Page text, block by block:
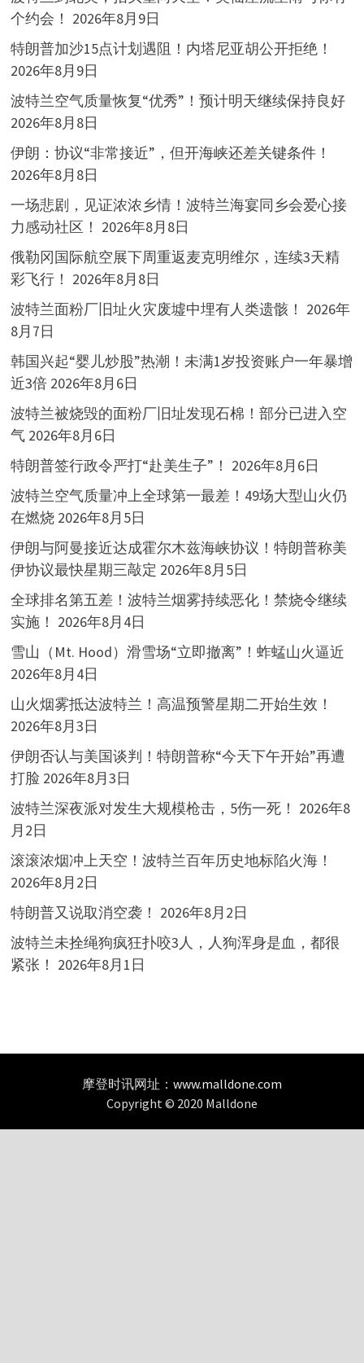
个约会！ 2026年8月9日
特朗普加沙15点计划遇阻！内塔尼亚胡公开拒绝！
2026年8月9日
波特兰空气质量恢复“优秀”！预计明天继续保持良好
2026年8月8日
伊朗：协议“非常接近”，但开海峡还差关键条件！
2026年8月8日
一场悲剧，见证浓浓乡情！波特兰海宴同乡会爱心接
力感动社区！ 2026年8月8日
俄勒冈国际航空展下周重返麦克明维尔，连续3天精
彩飞行！ 2026年8月8日
波特兰面粉厂旧址火灾废墟中埋有人类遗骸！ 2026年
8月7日
韩国兴起“婴儿炒股”热潮！未满1岁投资账户一年暴增
近3倍 2026年8月6日
波特兰被烧毁的面粉厂旧址发现石棉！部分已进入空
气 2026年8月6日
特朗普签行政令严打“赴美生子”！ 2026年8月6日
波特兰空气质量冲上全球第一最差！49场大型山火仍
在燃烧 2026年8月5日
伊朗与阿曼接近达成霍尔木兹海峡协议！特朗普称美
伊协议最快星期三敲定 2026年8月5日
全球排名第五差！波特兰烟雾持续恶化！禁烧令继续
实施！ 2026年8月4日
雪山（Mt. Hood）滑雪场“立即撤离”！蚱蜢山火逼近
2026年8月4日
山火烟雾抵达波特兰！高温预警星期二开始生效！
2026年8月3日
伊朗否认与美国谈判！特朗普称“今天下午开始”再遭
打脸 2026年8月3日
波特兰深夜派对发生大规模枪击，5伤一死！ 2026年8
月2日
滚滚浓烟冲上天空！波特兰百年历史地标陷火海！
2026年8月2日
特朗普又说取消空袭！ 2026年8月2日
波特兰未拴绳狗疯狂扑咬3人，人狗浑身是血，都很
紧张！ 2026年8月1日
摩登时讯网址： www.malldone.com
Copyright © 2020 Malldone